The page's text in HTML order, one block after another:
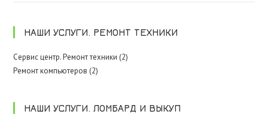
НАШИ УСЛУГИ. РЕМОНТ ТЕХНИКИ
Сервис центр. Ремонт техники (2)
Ремонт компьютеров (2)
НАШИ УСЛУГИ. ЛОМБАРД И ВЫКУП